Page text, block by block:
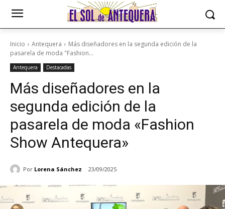
Inicio Antequera
Más diseñadores en la segunda edición de la
pasarela de moda "Fashion...
Antequera Destacadas
Más diseñadores en la
segunda edición de la
pasarela de moda «Fashion
Show Antequera»
Por Lorena Sánchez 23/09/2025